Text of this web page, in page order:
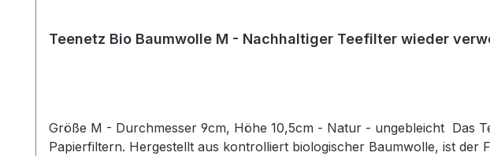
Teenetz Bio Baumwolle M - Nachhaltiger Teefilter wieder
Größe M - Durchmesser 9cm, Höhe 10,5cm - Natur - ungebleicht Das
Papierfiltern. Hergestellt aus kontrolliert biologischer Baumwolle, ist der